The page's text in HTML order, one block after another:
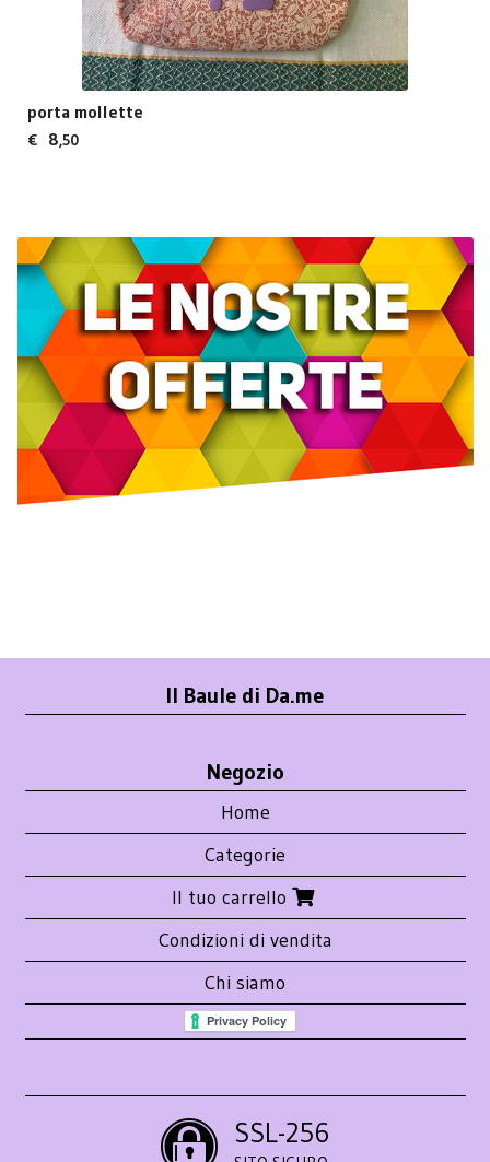
porta mollette
€ 8,50
Il Baule di Da.me
Negozio
Home
Categorie
Il tuo carrello
Condizioni di vendita
Chi siamo
SSL-256